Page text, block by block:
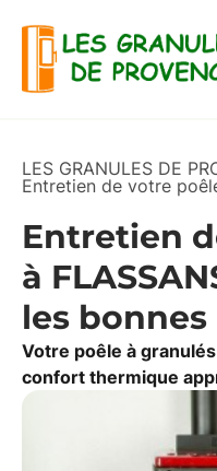
LES GRANULES DE
Entretien de votre
Entretien
à
les
Votre poêle à
confort thermique